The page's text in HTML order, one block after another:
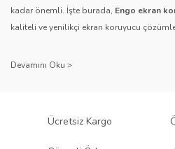
kadar önemli. İşte burada, Engo ekran
kaliteli ve yenilikçi ekran koruyucu
sağlıyor.
Engo ekran koruyucuları
, uzun yıllara
Ücretsiz Kargo